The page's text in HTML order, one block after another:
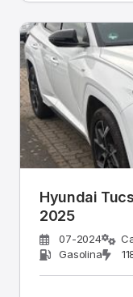
Hyundai
2025
07-2024
Gasolina